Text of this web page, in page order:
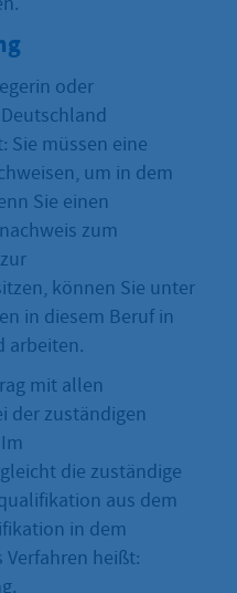
oder
Sie müssen eine
um in dem
Sie einen
zum
können Sie unter
in diesem Beruf in
arbeiten.
mit allen
der zuständigen
die zuständige
aus dem
in dem
heißt: